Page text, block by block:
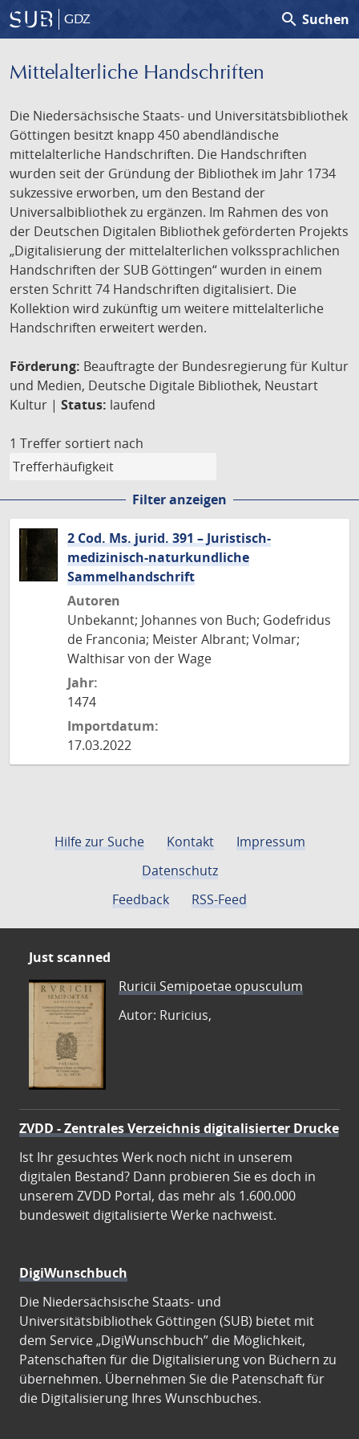
GDZ search Suchen
Mittelalterliche Handschriften
Die Niedersächsische Staats- und Universitätsbibliothek
Göttingen besitzt knapp 450 abendländische
mittelalterliche Handschriften. Die Handschriften
wurden seit der Gründung der Bibliothek im Jahr 1734
sukzessive erworben, um den Bestand der
Universalbibliothek zu ergänzen. Im Rahmen des von
der Deutschen Digitalen Bibliothek geförderten Projekts
„Digitalisierung der mittelalterlichen volkssprachlichen
Handschriften der SUB Göttingen“ wurden in einem
ersten Schritt 74 Handschriften digitalisiert. Die
Kollektion wird zukünftig um weitere mittelalterliche
Handschriften erweitert werden.
Förderung: Beauftragte der Bundesregierung für Kultur
und Medien, Deutsche Digitale Bibliothek, Neustart
Kultur | Status: laufend
1 Treffer sortiert nach
Filter anzeigen
2 Cod. Ms. jurid. 391 – Juristisch-
medizinisch-naturkundliche
Sammelhandschrift
Autoren
Unbekannt; Johannes von Buch; Godefridus
de Franconia; Meister Albrant; Volmar;
Walthisar von der Wage
Jahr:
1474
Importdatum:
17.03.2022
Hilfe zur Suche Kontakt
Impressum
Datenschutz
Feedback
RSS-Feed
Just scanned
Ruricii Semipoetae opusculum
Autor: Ruricius,
ZVDD - Zentrales Verzeichnis digitalisierter Drucke
Ist Ihr gesuchtes Werk noch nicht in unserem
digitalen Bestand? Dann probieren Sie es doch in
unserem ZVDD Portal, das mehr als 1.600.000
bundesweit digitalisierte Werke nachweist.
DigiWunschbuch
Die Niedersächsische Staats- und
Universitätsbibliothek Göttingen (SUB) bietet mit
dem Service „DigiWunschbuch” die Möglichkeit,
Patenschaften für die Digitalisierung von Büchern zu
übernehmen. Übernehmen Sie die Patenschaft für
die Digitalisierung Ihres Wunschbuches.